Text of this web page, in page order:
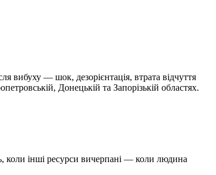
вибуху — шок, дезорієнтація, втрата відчуття
Донецькій та Запорізькій областях.
коли інші ресурси вичерпані — коли людина